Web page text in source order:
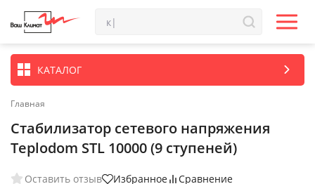
КАТАЛОГ
Главная
Стабилизатор сетевого напряжения
Teplodom STL 10000 (9 ступеней)
Оставить отзыв Избранное Сравнение